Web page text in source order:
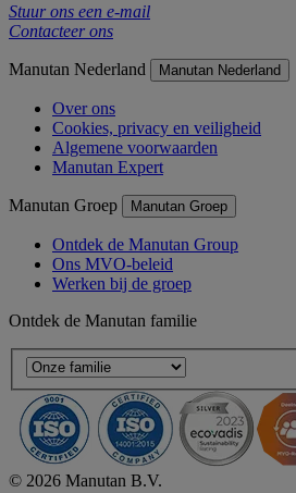
Stuur ons een e-mail
Contacteer ons
Manutan Nederland Manutan Nederland
Over ons
Cookies, privacy en veiligheid
Algemene voorwaarden
Manutan Expert
Manutan Groep Manutan Groep
Ontdek de Manutan Group
Ons MVO-beleid
Werken bij de groep
Ontdek de Manutan familie
© 2026 Manutan B.V.